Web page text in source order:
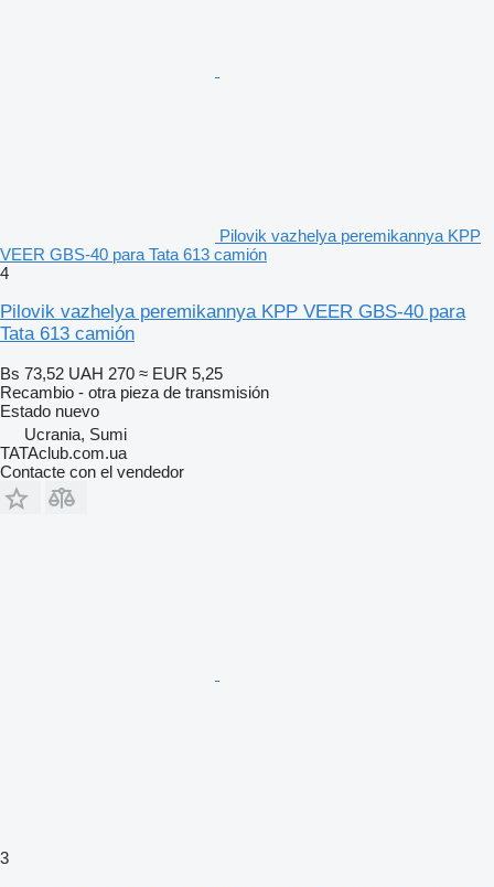
Pilovik vazhelya peremikannya KPP
VEER GBS-40 para Tata 613 camión
4
Pilovik vazhelya peremikannya KPP VEER GBS-40 para
Tata 613 camión
Bs 73,52 UAH 270 ≈ EUR 5,25
Recambio - otra pieza de transmisión
Estado nuevo
Ucrania, Sumi
TATAclub.com.ua
Contacte con el vendedor
3